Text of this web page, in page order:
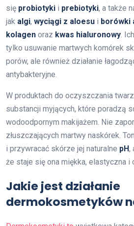
się probiotyki i prebiotyki, a także
jak algi, wyciągi z aloesu i borówki
kolagen oraz kwas hialuronowy.
tylko usuwanie martwych komórek
porów, ale również działanie
antybakteryjne.
W produktach do oczyszczania
substancji myjących, które poradzą
wodoodpornym makijażem. Nie
złuszczających martwy naskórek.
i przywracać skórze jej naturalne pH,
że staje się ona miękka, elastyczna i
Jakie jest działanie
dermokosmetyków